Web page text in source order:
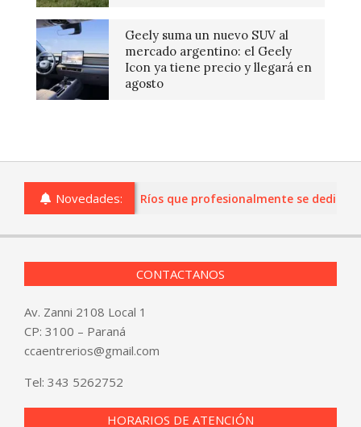
Geely suma un nuevo SUV al
mercado argentino: el Geely
Icon ya tiene precio y llegará en
agosto
Novedades:
o comercios de Entre Ríos que profesionalmente se
CONTACTANOS
Av. Zanni 2108 Local 1
CP: 3100 – Paraná
ccaentrerios@gmail.com
Tel: 343 5262752
HORARIOS DE ATENCIÓN